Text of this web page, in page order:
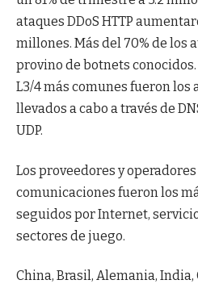
ataques DDoS HTTP
millones. Más del 70% de los
provino de botnets
L3/4 más comunes fueron
llevados a cabo a través de
UDP.
Los proveedores y
comunicaciones fueron los
seguidos por Internet,
sectores de juego.
China, Brasil, Alemania, India,